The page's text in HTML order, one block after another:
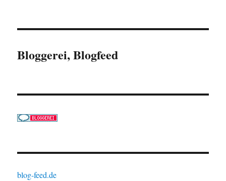
Bloggerei, Blogfeed
blog-feed.de